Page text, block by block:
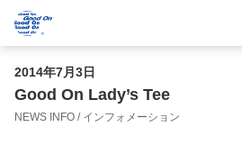
2014年7月3日
Good On Lady’s Tee
NEWS INFO / インフォメーション